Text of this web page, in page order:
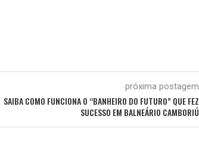
próxima postagem
SAIBA COMO FUNCIONA O “BANHEIRO DO FUTURO” QUE FEZ
SUCESSO EM BALNEÁRIO CAMBORIÚ